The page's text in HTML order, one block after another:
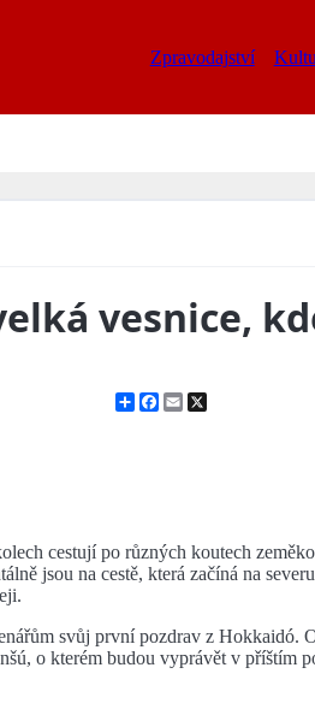
Zpravodajství
vesnice,
ShareFacebook
Email
cestují po různých koutech
jsou na cestě, která začíná na
svůj první pozdrav z Hokkaidó.
o kterém budou vyprávět v příštím